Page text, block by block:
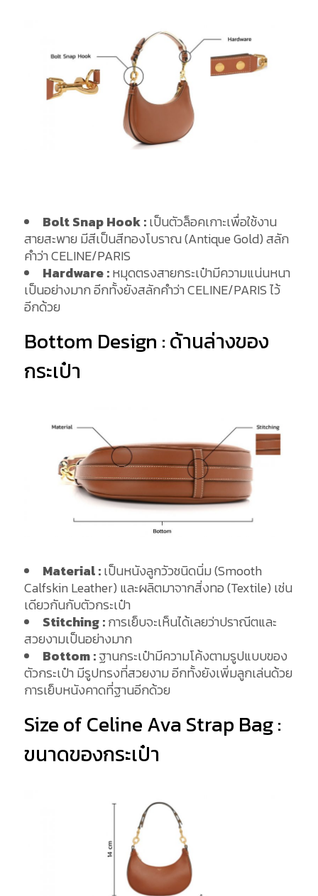
Bolt Snap Hook:เป็นตัวล็อคเกาะเพื่อใช้งาน
สายสะพาย มีสีเป็นสีทองโบราณ (Antique Gold) สลัก
คำว่า CELINE/PARIS
Hardware :หมุดตรงสายกระเป๋ามีความแน่นหนา
เป็นอย่างมาก อีกทั้งยังสลักคำว่า CELINE/PARIS ไว้
อีกด้วย
Bottom Design : ด้านล่างของ
กระเป๋า
Material :เป็นหนังลูกวัวชนิดนิ่ม (Smooth
Calfskin Leather) และผลิตมาจากสิ่งทอ (Textile) เช่น
เดียวกันกับตัวกระเป๋า
Stitching :การเย็บจะเห็นได้เลยว่าปราณีตและ
สวยงามเป็นอย่างมาก
Bottom :ฐานกระเป๋ามีความโค้งตามรูปแบบของ
ตัวกระเป๋า มีรูปทรงที่สวยงาม อีกทั้งยังเพิ่มลูกเล่นด้วย
การเย็บหนังคาดที่ฐานอีกด้วย
Size of Celine Ava Strap Bag :
ขนาดของกระเป๋า